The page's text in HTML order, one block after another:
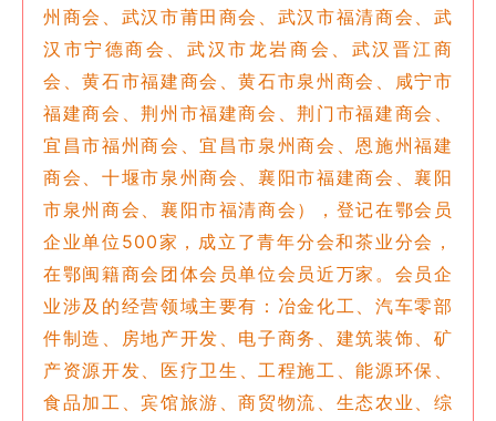
州商会、武汉市莆田商会、武汉市福清商会、武
汉市宁德商会、武汉市龙岩商会、武汉晋江商
会、黄石市福建商会、黄石市泉州商会、咸宁市
福建商会、荆州市福建商会、荆门市福建商会、
宜昌市福州商会、宜昌市泉州商会、恩施州福建
商会、十堰市泉州商会、襄阳市福建商会、襄阳
市泉州商会、襄阳市福清商会），登记在鄂会员
企业单位500家，成立了青年分会和茶业分会，
在鄂闽籍商会团体会员单位会员近万家。会员企
业涉及的经营领域主要有：冶金化工、汽车零部
件制造、房地产开发、电子商务、建筑装饰、矿
产资源开发、 医疗卫生、工程施工、能源环保、
食品加工、宾馆旅游、商贸物流、生态农业、综